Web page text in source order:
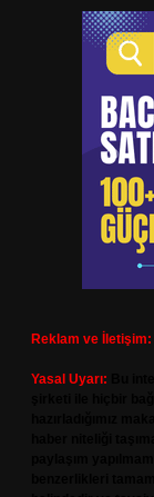
Reklam ve İletişim:
Yasal Uyarı: